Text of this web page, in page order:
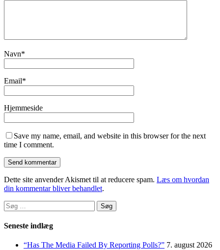
Navn*
Email*
Hjemmeside
Save my name, email, and website in this browser for the next
time I comment.
Dette site anvender Akismet til at reducere spam. Læs om hvordan
din kommentar bliver behandlet.
Søg
efter:
Seneste indlæg
“Has The Media Failed By Reporting Polls?” 7. august 2026